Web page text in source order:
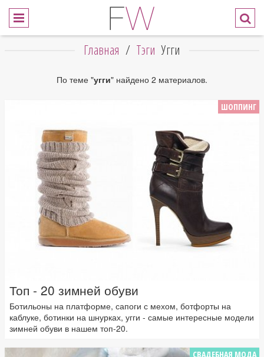
Главная / Тэги Угги
По теме "угги" найдено 2 материалов.
ШОППИНГ
Топ - 20 зимней обуви
Ботильоны на платформе, сапоги с мехом, ботфорты на
каблуке, ботинки на шнурках, угги - самые интересные модели
зимней обуви в нашем топ-20.
СВАДЕБНАЯ МОДА